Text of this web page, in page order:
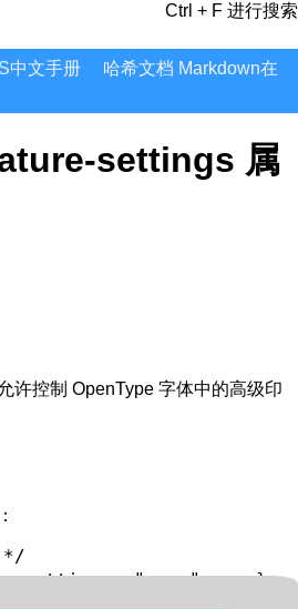
Ctrl + F 进行搜索
中文手册
哈希文档 Markdown在
settings 属
许控制 OpenType 字体中的高级印
*/
settings: "smcp" on; }